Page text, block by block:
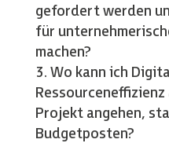
gefordert werden
für
machen?
Wo kann ich
Projekt angehen,
Budgetposten?